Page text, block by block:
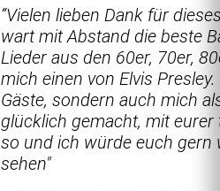
“Vielen lieben Dank für
wart mit Abstand die beste
Lieder aus den 60er, 70er,
mich einen von Elvis
Gäste, sondern auch mich
glücklich gemacht, mit
so und ich würde euch gern
sehen"